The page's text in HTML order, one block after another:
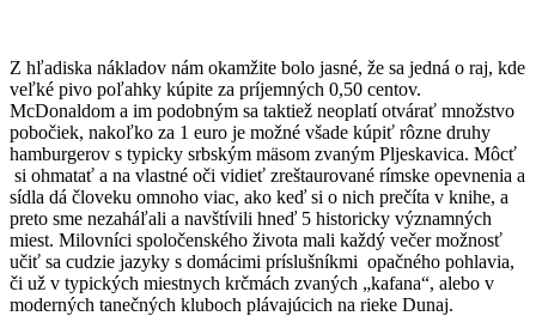
Z hľadiska nákladov nám okamžite bolo jasné, že sa jedná o raj, kde
veľké pivo poľahky kúpite za príjemných 0,50 centov.
McDonaldom a im podobným sa taktiež neoplatí otvárať množstvo
pobočiek, nakoľko za 1 euro je možné všade kúpiť rôzne druhy
hamburgerov s typicky srbským mäsom zvaným Pljeskavica. Môcť
si ohmatať a na vlastné oči vidieť zreštaurované rímske opevnenia a
sídla dá človeku omnoho viac, ako keď si o nich prečíta v knihe, a
preto sme nezaháľali a navštívili hneď 5 historicky významných
miest. Milovníci spoločenského života mali každý večer možnosť
učiť sa cudzie jazyky s domácimi príslušníkmi opačného pohlavia,
či už v typických miestnych krčmách zvaných „kafana“, alebo v
moderných tanečných kluboch plávajúcich na rieke Dunaj.